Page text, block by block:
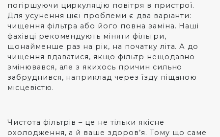
погіршуючи циркуляцію повітря в пристрої.
Для усунення цієї проблеми є два варіанти:
чищення фільтра або його повна заміна. Наші
фахівці рекомендують міняти фільтри,
щонайменше раз на рік, на початку літа. А до
чищення вдаватися, якщо фільтр нещодавно
змінювався, але з якихось причин сильно
забруднився, наприклад через їзду піщаною
місцевістю.
Чистота фільтрів – це не тільки якісне
охолодження, а й ваше здоров’я. Тому що саме